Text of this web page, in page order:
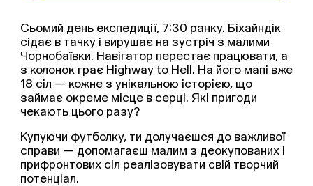
Сьомий день експедиції, 7:30 ранку. Біхайндік
сідає в тачку і вирушає на зустріч з малими
Чорнобаївки. Навігатор перестає працювати, а
з колонок грає Highway to Hell. На його мапі вже
18 сіл — кожне з унікальною історією, що
займає окреме місце в серці. Які пригоди
чекають цього разу?
Купуючи футболку, ти долучаєшся до важливої
справи — допомагаєш малим з деокупованих і
прифронтових сіл реалізовувати свій творчий
потенціал.